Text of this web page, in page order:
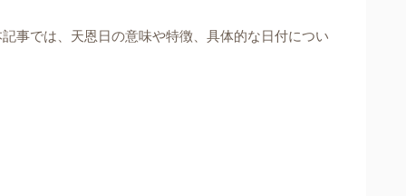
事では、天恩日の意味や特徴、具体的な日付につい